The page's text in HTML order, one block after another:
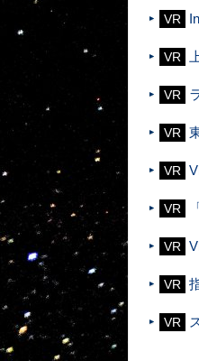
VR
VR
VR
VR
VR
VR
VR
VR
VR